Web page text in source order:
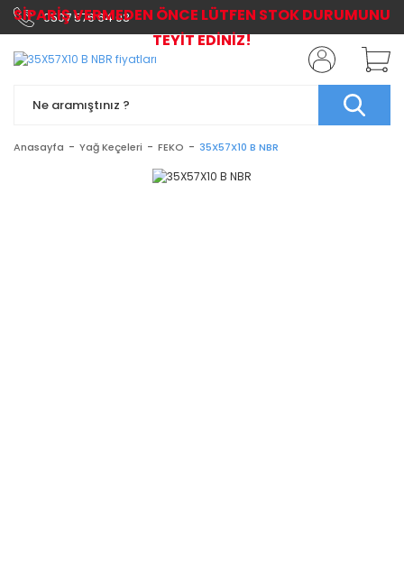
0507 576 64 03
Anasayfa Yağ Keçeleri FEKO 35X57X10 B NBR
SİPARİŞ VERMEDEN ÖNCE LÜTFEN STOK DURUMUNU
TEYİT EDİNİZ!